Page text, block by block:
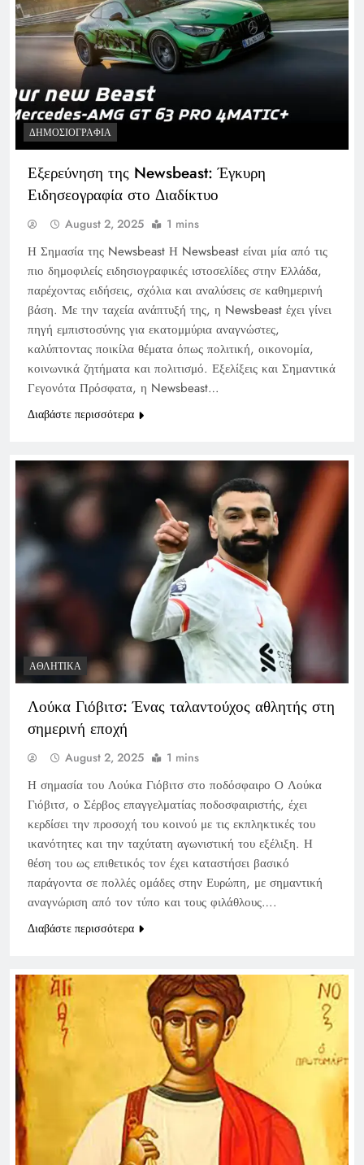
ΔΗΜΟΣΙΟΓΡΑΦΊΑ
Εξερεύνηση της Newsbeast: Έγκυρη
Ειδησεογραφία στο Διαδίκτυο
August 2, 2025 1 mins
Η Σημασία της Newsbeast Η Newsbeast είναι μία από τις
πιο δημοφιλείς ειδησιογραφικές ιστοσελίδες στην Ελλάδα,
παρέχοντας ειδήσεις, σχόλια και αναλύσεις σε καθημερινή
βάση. Με την ταχεία ανάπτυξή της, η Newsbeast έχει γίνει
πηγή εμπιστοσύνης για εκατομμύρια αναγνώστες,
καλύπτοντας ποικίλα θέματα όπως πολιτική, οικονομία,
κοινωνικά ζητήματα και πολιτισμό. Εξελίξεις και Σημαντικά
Γεγονότα Πρόσφατα, η Newsbeast…
Διαβάστε περισσότερα
ΑΘΛΗΤΙΚΆ
Λούκα Γιόβιτσ: Ένας ταλαντούχος αθλητής στη
σημερινή εποχή
August 2, 2025 1 mins
Η σημασία του Λούκα Γιόβιτσ στο ποδόσφαιρο Ο Λούκα
Γιόβιτσ, ο Σέρβος επαγγελματίας ποδοσφαιριστής, έχει
κερδίσει την προσοχή του κοινού με τις εκπληκτικές του
ικανότητες και την ταχύτατη αγωνιστική του εξέλιξη. Η
θέση του ως επιθετικός τον έχει καταστήσει βασικό
παράγοντα σε πολλές ομάδες στην Ευρώπη, με σημαντική
αναγνώριση από τον τύπο και τους φιλάθλους….
Διαβάστε περισσότερα